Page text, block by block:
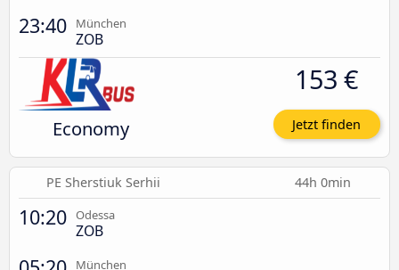
23:40 München
ZOB
Economy
153 €
Jetzt finden
PE Sherstiuk Serhii 44h 0min
10:20 Odessa
ZOB
München